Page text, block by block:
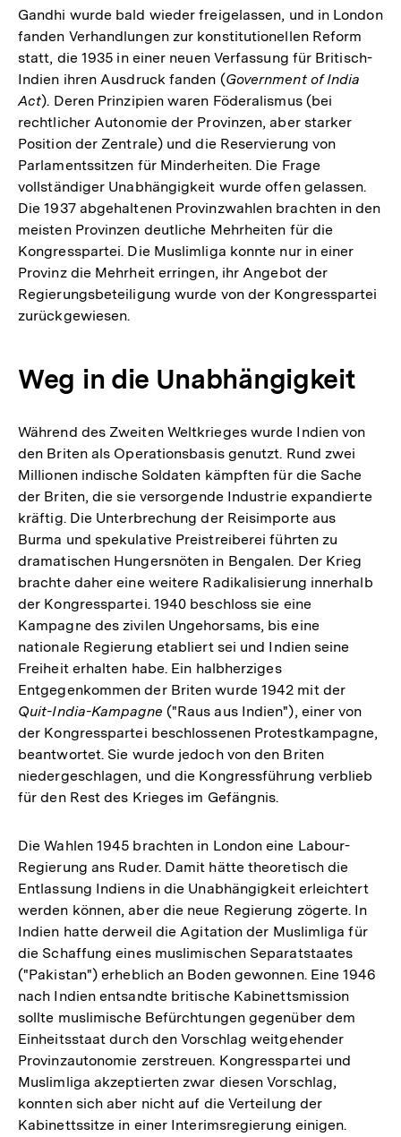
Gandhi wurde bald wieder freigelassen, und in London
fanden Verhandlungen zur konstitutionellen Reform
statt, die 1935 in einer neuen Verfassung für Britisch-
Indien ihren Ausdruck fanden (Government of India
Act). Deren Prinzipien waren Föderalismus (bei
rechtlicher Autonomie der Provinzen, aber starker
Position der Zentrale) und die Reservierung von
Parlamentssitzen für Minderheiten. Die Frage
vollständiger Unabhängigkeit wurde offen gelassen.
Die 1937 abgehaltenen Provinzwahlen brachten in den
meisten Provinzen deutliche Mehrheiten für die
Kongresspartei. Die Muslimliga konnte nur in einer
Provinz die Mehrheit erringen, ihr Angebot der
Regierungsbeteiligung wurde von der Kongresspartei
zurückgewiesen.
Weg in die Unabhängigkeit
Während des Zweiten Weltkrieges wurde Indien von
den Briten als Operationsbasis genutzt. Rund zwei
Millionen indische Soldaten kämpften für die Sache
der Briten, die sie versorgende Industrie expandierte
kräftig. Die Unterbrechung der Reisimporte aus
Burma und spekulative Preistreiberei führten zu
dramatischen Hungersnöten in Bengalen. Der Krieg
brachte daher eine weitere Radikalisierung innerhalb
der Kongresspartei. 1940 beschloss sie eine
Kampagne des zivilen Ungehorsams, bis eine
nationale Regierung etabliert sei und Indien seine
Freiheit erhalten habe. Ein halbherziges
Entgegenkommen der Briten wurde 1942 mit der
Quit-India-Kampagne ("Raus aus Indien"), einer von
der Kongresspartei beschlossenen Protestkampagne,
beantwortet. Sie wurde jedoch von den Briten
niedergeschlagen, und die Kongressführung verblieb
für den Rest des Krieges im Gefängnis.
Die Wahlen 1945 brachten in London eine Labour-
Regierung ans Ruder. Damit hätte theoretisch die
Entlassung Indiens in die Unabhängigkeit erleichtert
werden können, aber die neue Regierung zögerte. In
Indien hatte derweil die Agitation der Muslimliga für
die Schaffung eines muslimischen Separatstaates
("Pakistan") erheblich an Boden gewonnen. Eine 1946
nach Indien entsandte britische Kabinettsmission
sollte muslimische Befürchtungen gegenüber dem
Einheitsstaat durch den Vorschlag weitgehender
Provinzautonomie zerstreuen. Kongresspartei und
Muslimliga akzeptierten zwar diesen Vorschlag,
konnten sich aber nicht auf die Verteilung der
Kabinettssitze in einer Interimsregierung einigen.